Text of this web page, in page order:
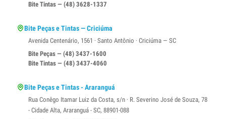
Bite Tintas — (48) 3628-1337
Bite Peças e Tintas — Criciúma
Avenida Centenário, 1561 · Santo Antônio · Criciúma — SC
Bite Peças — (48) 3437-1600
Bite Tintas — (48) 3437-4060
Bite Peças e Tintas - Araranguá
Rua Conêgo Itamar Luiz da Costa, s/n · R. Severino José de Souza, 78
- Cidade Alta, Araranguá - SC, 88901-088